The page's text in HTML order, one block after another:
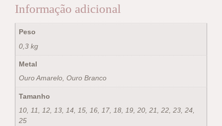
Informação adicional
Peso
0,3 kg
Metal
Ouro Amarelo, Ouro Branco
Tamanho
10, 11, 12, 13, 14, 15, 16, 17, 18, 19, 20, 21, 22, 23, 24,
25